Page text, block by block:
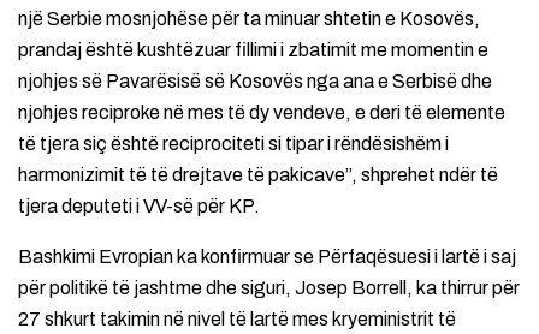
një Serbie mosnjohëse për ta minuar shtetin e Kosovës,
prandaj është kushtëzuar fillimi i zbatimit me momentin e
njohjes së Pavarësisë së Kosovës nga ana e Serbisë dhe
njohjes reciproke në mes të dy vendeve, e deri të elemente
të tjera siç është reciprociteti si tipar i rëndësishëm i
harmonizimit të të drejtave të pakicave”, shprehet ndër të
tjera deputeti i VV-së për KP.
Bashkimi Evropian ka konfirmuar se Përfaqësuesi i lartë i saj
për politikë të jashtme dhe siguri, Josep Borrell, ka thirrur për
27 shkurt takimin në nivel të lartë mes kryeministrit të